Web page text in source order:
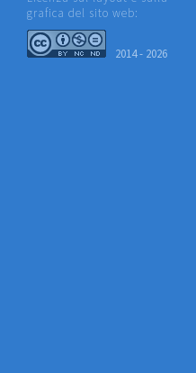
grafica del sito web:
2014 - 2026